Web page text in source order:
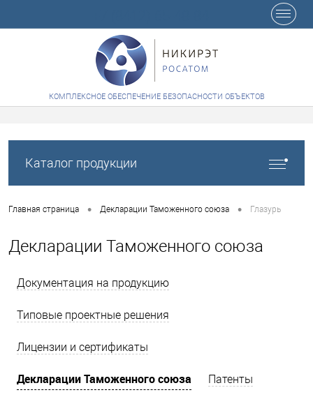
КОМПЛЕКСНОЕ ОБЕСПЕЧЕНИЕ БЕЗОПАСНОСТИ ОБЪЕКТОВ
Каталог продукции
Главная страница • Декларации Таможенного союза • Глазурь
Декларации Таможенного союза
Документация на продукцию
Типовые проектные решения
Лицензии и сертификаты
Декларации Таможенного союза Патенты